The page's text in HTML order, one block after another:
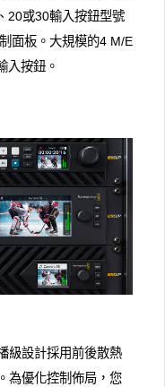
20或30輸入按鈕型號
面板。大規模的4 M/E
入按鈕。
級設計採用前​​後散熱
為優化控制佈局，您